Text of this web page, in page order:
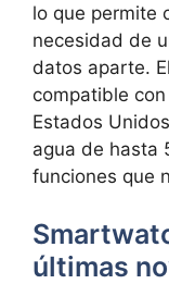
lo que permite
necesidad de
datos aparte.
compatible
Estados
agua de hasta
funciones que
últimas